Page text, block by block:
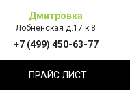
Дмитровка
Лобненская д.17 к.8
+7 (499) 450-63-77
ПРАЙС ЛИСТ